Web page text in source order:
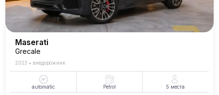
Maserati
Grecale
2023 • внедорожник
automatic Petrol 5 места